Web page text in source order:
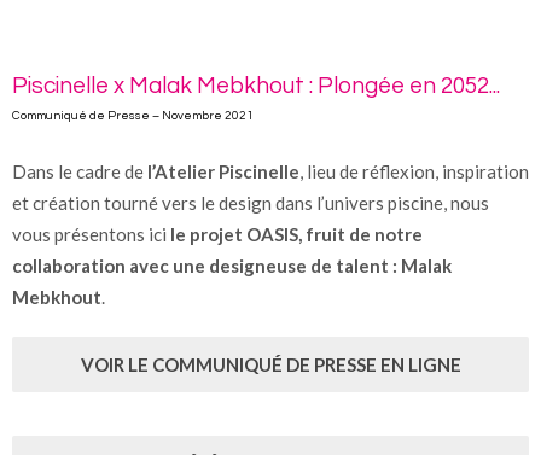
Piscinelle x Malak Mebkhout : Plongée en 2052...
Communiqué de Presse – Novembre 2021
Dans le cadre de l’Atelier Piscinelle, lieu de réflexion, inspiration
et création tourné vers le design dans l’univers piscine, nous
vous présentons ici le projet OASIS, fruit de notre
collaboration avec une designeuse de talent : Malak
Mebkhout.
VOIR LE COMMUNIQUÉ DE PRESSE EN LIGNE